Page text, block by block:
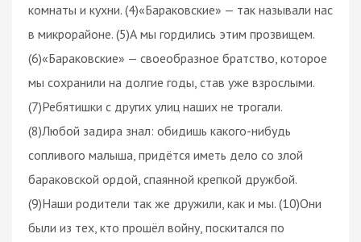
комнаты и кухни. (4)«Бараковские» — так называли нас
в микрорайоне. (5)А мы гордились этим прозвищем.
(6)«Бараковские» — своеобразное братство, которое
мы сохранили на долгие годы, став уже взрослыми.
(7)Ребятишки с других улиц наших не трогали.
(8)Любой задира знал: обидишь какого-нибудь
сопливого малыша, придётся иметь дело со злой
бараковской ордой, спаянной крепкой дружбой.
(9)Наши родители так же дружили, как и мы. (10)Они
были из тех, кто прошёл войну, поскитался по